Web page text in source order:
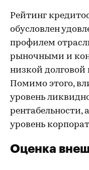
Рейтинг
обусловлен
профилем
рыночными и
низкой долговой
Помимо этого,
уровень
рентабельности,
уровень
Оценка